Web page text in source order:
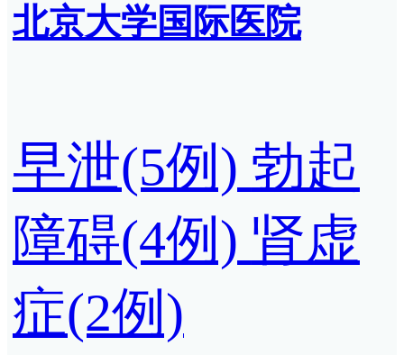
北京大学国际医院
早泄(5例) 勃起
障碍(4例) 肾虚
症(2例)